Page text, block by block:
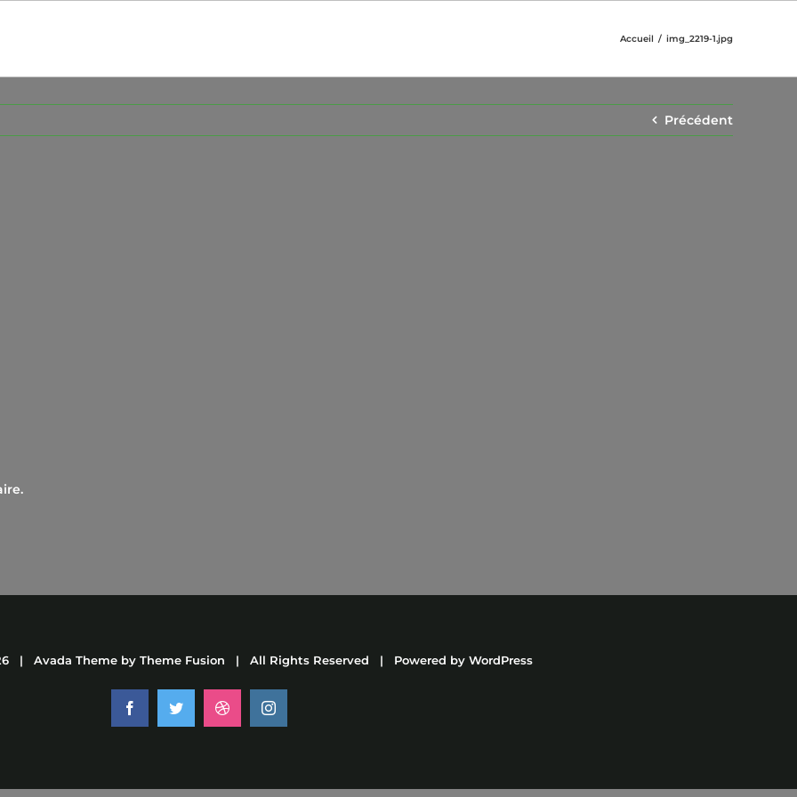
Accueil img_2219-1.jpg
Précédent
| Avada Theme by Theme Fusion | All Rights Reserved | Powered by WordPress
FacebookTwitter DribbbleInstagram